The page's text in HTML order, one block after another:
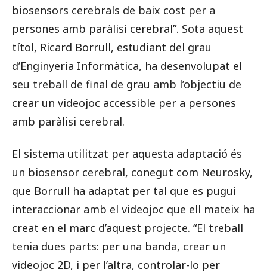
biosensors cerebrals de baix cost per a
persones amb paràlisi cerebral”. Sota aquest
títol, Ricard Borrull, estudiant del grau
d’Enginyeria Informàtica, ha desenvolupat el
seu treball de final de grau amb l’objectiu de
crear un videojoc accessible per a persones
amb paràlisi cerebral.
El sistema utilitzat per aquesta adaptació és
un biosensor cerebral, conegut com Neurosky,
que Borrull ha adaptat per tal que es pugui
interaccionar amb el videojoc que ell mateix ha
creat en el marc d’aquest projecte. “El treball
tenia dues parts: per una banda, crear un
videojoc 2D, i per l’altra, controlar-lo per